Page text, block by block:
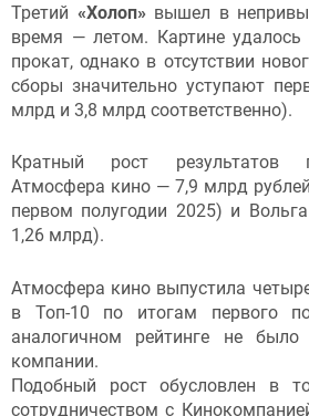
Третий «Холоп» вышел в
время — летом. Картине удалось
прокат, однако в отсутствии
сборы значительно уступают
млрд и 3,8 млрд соответственно).
Кратный рост результатов
Атмосфера кино — 7,9 млрд
первом полугодии 2025) и
1,26 млрд).
Атмосфера кино выпустила
в Топ-10 по итогам первого
аналогичном рейтинге не
компании.
Подобный рост обусловлен в
сотрудничеством с